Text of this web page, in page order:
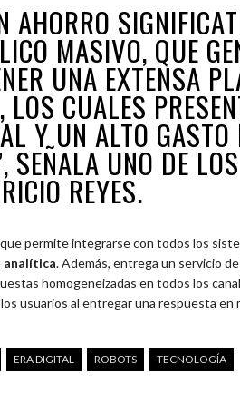
AHORRO
MASIVO, QUE
UNA EXTENSA
LOS CUALES
Y UN ALTO GASTO
SEÑALA UNO DE
REYES.
permite integrarse con todos los
analítica. Además, entrega un servicio
homogeneizadas en todos los
usuarios al entregar una respuesta en
ERA DIGITAL ROBOTS TECNOLOGÍA